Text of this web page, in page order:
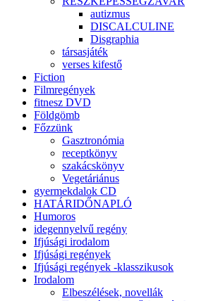
autizmus
DISCALCULINE
Disgraphia
társasjáték
verses kifestő
Fiction
Filmregények
fitnesz DVD
Földgömb
Főzzünk
Gasztronómia
receptkönyv
szakácskönyv
Vegetáriánus
gyermekdalok CD
HATÁRIDŐNAPLÓ
Humoros
idegennyelvű regény
Ifjúsági irodalom
Ifjúsági regények
Ifjúsági regények -klasszikusok
Irodalom
Elbeszélések, novellák